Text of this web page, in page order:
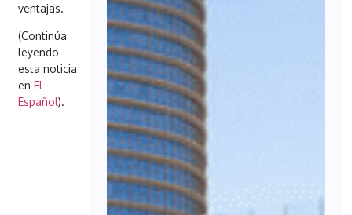
ventajas.
(Continúa
leyendo
esta noticia
enEl
Español).